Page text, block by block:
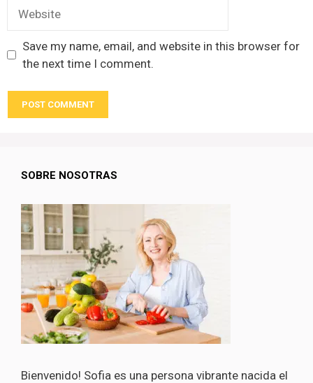
Save my name, email, and website in this browser for
the next time I comment.
SOBRE NOSOTRAS
Bienvenido! Sofia es una persona vibrante nacida el